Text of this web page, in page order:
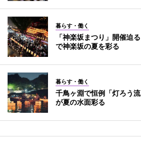
暮らす・働く
「神楽坂まつり」開催迫
で神楽坂の夏を彩る
暮らす・働く
千鳥ヶ淵で恒例「灯ろう
が夏の水面彩る